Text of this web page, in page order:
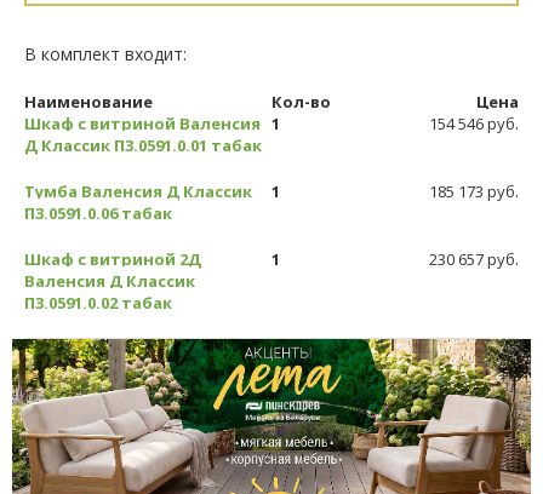
В комплект входит:
Наименование Кол-во
Цена
Шкаф с витриной Валенсия
Д Классик П3.0591.0.01 табак
1 154 546 руб.
Тумба Валенсия Д Классик
П3.0591.0.06 табак
1 185 173 руб.
Шкаф с витриной 2Д
Валенсия Д Классик
П3.0591.0.02 табак
1 230 657 руб.